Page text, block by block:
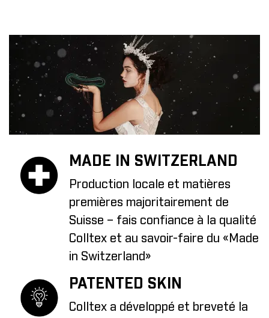
MADE IN SWITZERLAND
Production locale et matières
premières majoritairement de
Suisse – fais confiance à la qualité
Colltex et au savoir-faire du «Made
in Switzerland»
PATENTED SKIN
Colltex a développé et breveté la